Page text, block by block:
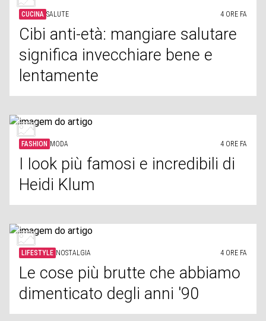
CUCINA SALUTE 4 ORE FA
Cibi anti-età: mangiare salutare
significa invecchiare bene e
lentamente
FASHION MODA 4 ORE FA
I Iook più famosi e incredibili di
Heidi Klum
LIFESTYLE NOSTALGIA 4 ORE FA
Le cose più brutte che abbiamo
dimenticato degli anni '90